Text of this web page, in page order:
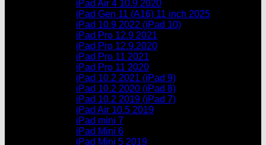
iPad Air 4 10.9 2020
iPad Gen 11 (A16) 11 inch 2025
iPad 10.9 2022 (iPad 10)
iPad Pro 12.9 2021
iPad Pro 12.9.2020
iPad Pro 11 2021
iPad Pro 11 2020
iPad 10.2 2021 (iPad 9)
iPad 10.2 2020 (iPad 8)
iPad 10.2 2019 (iPad 7)
iPad Air 10.5 2019
iPad mini 7
iPad Mini 6
iPad Mini 5 2019